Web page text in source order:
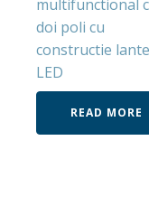
multifunctional
doi poli cu
constructie
LED
READ MORE